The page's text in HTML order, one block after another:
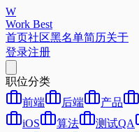
W
Work Best
首页社区黑名单简历关于
登录注册
职位分类
前端
后端 产品
iOS
算法 测试QA